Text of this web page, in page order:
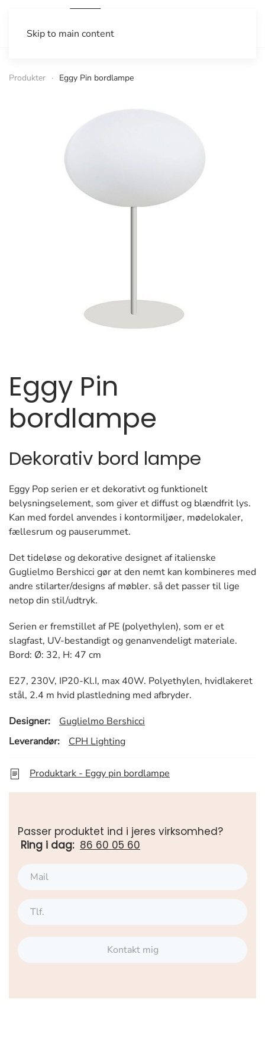
Skip to main content
Produkter Eggy Pin bordlampe
Eggy Pin
bordlampe
Dekorativ bord lampe
Eggy Pop serien er et dekorativt og funktionelt
belysningselement, som giver et diffust og blændfrit lys.
Kan med fordel anvendes i kontormiljøer, mødelokaler,
fællesrum og pauserummet.
Det tideløse og dekorative designet af italienske
Guglielmo Bershicci gør at den nemt kan kombineres med
andre stilarter/designs af møbler. så det passer til lige
netop din stil/udtryk.
Serien er fremstillet af PE (polyethylen), som er et
slagfast, UV-bestandigt og genanvendeligt materiale.
Bord: Ø: 32, H: 47 cm
E27, 230V, IP20-Kl.I, max 40W. Polyethylen, hvidlakeret
stål, 2.4 m hvid plastledning med afbryder.
Designer:
Guglielmo Bershicci
Leverandør:
CPH Lighting
Produktark - Eggy pin bordlampe
Passer produktet ind i jeres virksomhed?
Ring i dag: 86 60 05 60
Kontakt mig